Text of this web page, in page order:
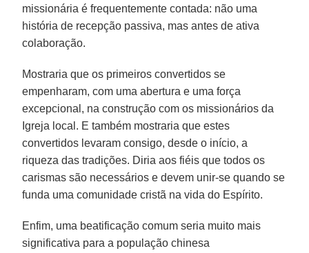
missionária é frequentemente contada: não uma
história de recepção passiva, mas antes de ativa
colaboração.
Mostraria que os primeiros convertidos se
empenharam, com uma abertura e uma força
excepcional, na construção com os missionários da
Igreja local. E também mostraria que estes
convertidos levaram consigo, desde o início, a
riqueza das tradições. Diria aos fiéis que todos os
carismas são necessários e devem unir-se quando se
funda uma comunidade cristã na vida do Espírito.
Enfim, uma beatificação comum seria muito mais
significativa para a população chinesa